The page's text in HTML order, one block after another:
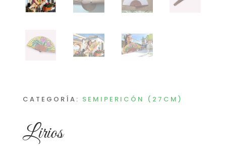
CATEGORÍA: SEMIPERICÓN (27CM)
Lirios